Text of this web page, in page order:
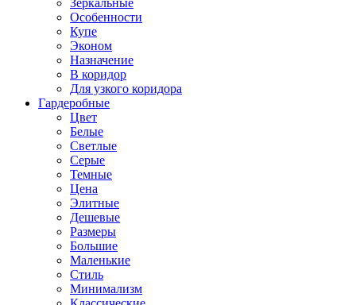
Зеркальные
Особенности
Купе
Эконом
Назначение
В коридор
Для узкого коридора
Гардеробные
Цвет
Белые
Светлые
Серые
Темные
Цена
Элитные
Дешевые
Размеры
Большие
Маленькие
Стиль
Минимализм